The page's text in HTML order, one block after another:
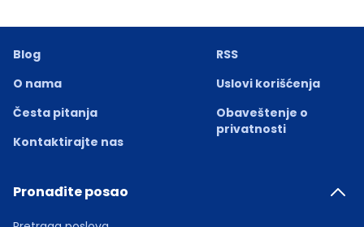
Blog
O nama
Česta pitanja
Kontaktirajte nas
RSS
Uslovi korišćenja
Obaveštenje o
privatnosti
Pronađite posao